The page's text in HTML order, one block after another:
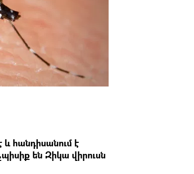
հանդիսանում է
են Զիկա վիրուսն